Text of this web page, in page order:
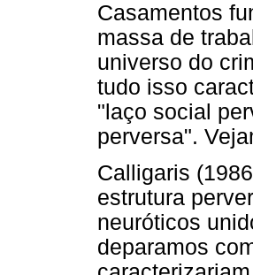
Casamentos
massa de
universo do
tudo isso
"laço social
perversa".
Calligaris
estrutura
neuróticos
deparamos